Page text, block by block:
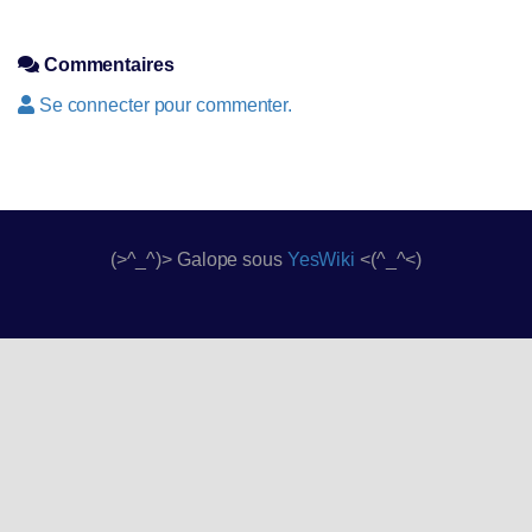
Commentaires
Se connecter pour commenter.
(>^_^)> Galope sous YesWiki <(^_^<)